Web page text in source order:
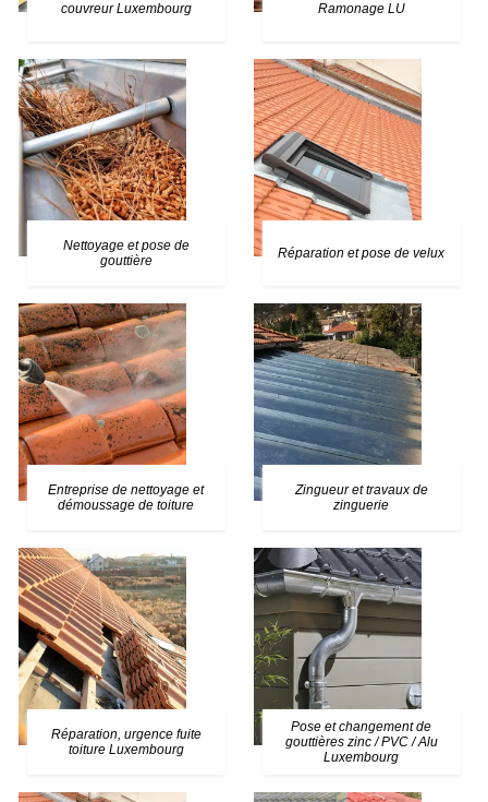
couvreur Luxembourg Ramonage LU
Nettoyage et pose de
gouttière
Réparation et pose de velux
Entreprise de nettoyage et
démoussage de toiture
Zingueur et travaux de
zinguerie
Réparation, urgence fuite
toiture Luxembourg
Pose et changement de
gouttières zinc / PVC / Alu
Luxembourg